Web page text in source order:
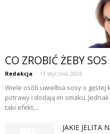
CO ZROBIĆ ŻEBY SOS
Redakcja - 13 stycznia 2024
Wiele osób uwielbia sosy o
potrawy i dodają im smaku.
taki efekt,...
JAKIE JELITA